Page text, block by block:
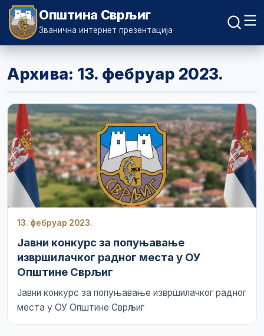
Општина Сврљиг
Званична интернет презентација
Архива: 13. фебруар 2023.
13. фебруар 2023.
Јавни конкурс за попуњавање
извршилачког радног места у ОУ
Општине Сврљиг
Јавни конкурс за попуњавање извршилачког радног
места у ОУ Општине Сврљиг